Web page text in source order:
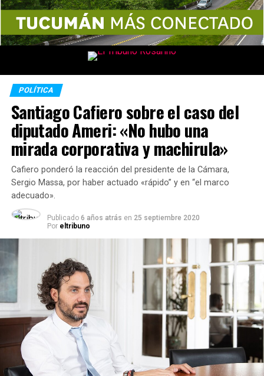
POLÍTICA
Santiago Cafiero sobre el caso del
diputado Ameri: «No hubo una
mirada corporativa y machirula»
Cafiero ponderó la reacción del presidente de la Cámara,
Sergio Massa, por haber actuado «rápido” y en “el marco
adecuado».
Publicado 6 años atrás en 25 septiembre 2020
Por eltribuno